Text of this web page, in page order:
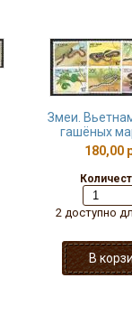
Змеи.
гашёных
180,00
2 доступно